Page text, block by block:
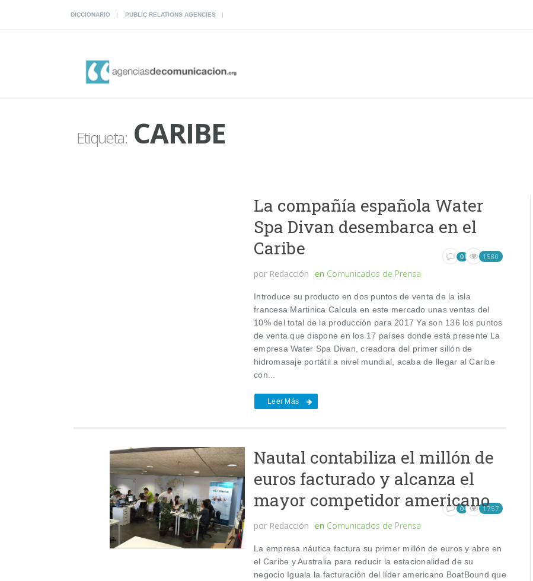
DICCIONARIO PUBLIC RELATIONS AGENCIES
Etiqueta:CARIBE
La compañía española Water
Spa Divan desembarca en el
Caribe
por Redacción en Comunicados de Prensa
0 1580
Introduce su producto en dos puntos de venta de la isla
francesa Martinica Calcula en este mercado unas ventas del
10% del total de la producción para 2017 Ya son 136 los puntos
de venta que dispone en los 17 países donde está presente La
empresa Water Spa Divan, creadora del primer sillón de
hidromasaje portátil a nivel mundial, acaba de llegar al Caribe
con...
Leer Más
Nautal contabiliza el millón de
euros facturado y alcanza el
mayor competidor americano
por Redacción en Comunicados de Prensa
0 1757
La empresa náutica factura su primer millón de euros y abre en
el Caribe y Australia para reducir la estacionalidad de su
negocio Iguala la facturación del líder americano BoatBound que